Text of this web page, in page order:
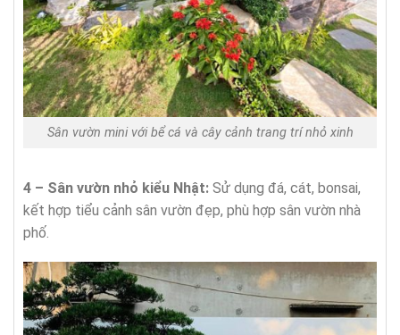
Sân vườn mini với bể cá và cây cảnh trang trí nhỏ xinh
4 – Sân vườn nhỏ kiểu Nhật: Sử dụng đá, cát, bonsai,
kết hợp tiểu cảnh sân vườn đẹp, phù hợp sân vườn nhà
phố.